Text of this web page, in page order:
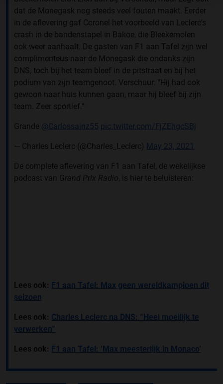
dat de Monegask nog steeds veel fouten maakt. Eerder
in de aflevering gaf Coronel het voorbeeld van Leclerc's
crash in de bandenstapel in Bakoe, die Bleekemolen
ook weer aanhaalt. De gasten van F1 aan Tafel zijn wel
complimenteus naar de Monegask die ondanks zijn
DNS, toch bij het team bleef in de pitstraat en bij het
podium van zijn teamgenoot. Verschuur: "Hij had ook
gewoon naar huis kunnen gaan, maar hij bleef bij zijn
team. Zeer sportief."
Grande @Carlossainz55 pic.twitter.com/FjZEhgcSBj
— Charles Leclerc (@Charles_Leclerc) May 23, 2021
De complete aflevering van F1 aan Tafel, de wekelijkse
podcast van Grand Prix Radio, is hier te beluisteren:
Lees ook: F1 aan Tafel: Max geen wereldkampioen dit
seizoen
Lees ook: Charles Leclerc na DNS: “Heel moeilijk te
verwerken”
Lees ook: F1 aan Tafel: ‘Max meesterlijk in Monaco’